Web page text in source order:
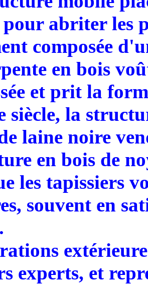
pour abriter les
composée
en bois
et prit la
siècle, la
laine noire
en bois de
les tapissiers
souvent en
experts, et